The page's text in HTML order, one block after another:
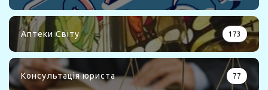
Аптеки Світу 173
Консультація юриста 77